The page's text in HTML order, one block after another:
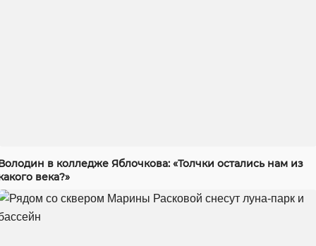
в колледже Яблочкова: «Толчки остались нам из
века?»